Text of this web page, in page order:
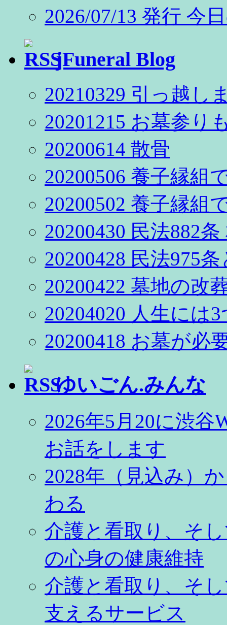
2026/07/13 発行 今
jFuneral Blog
20210329 引っ越し
20201215 お墓参り
20200614 散骨
20200506 養子縁組
20200502 養子縁組
20200430 民法882
20200428 民法975
20200422 墓地の改
20204020 人生には
20200418 お墓が必
ゆいごん.みんな
2026年5月20に渋谷
お話をします
2028年（見込み）
わる
介護と看取り、そ
の心身の健康維持
介護と看取り、そ
支えるサービス